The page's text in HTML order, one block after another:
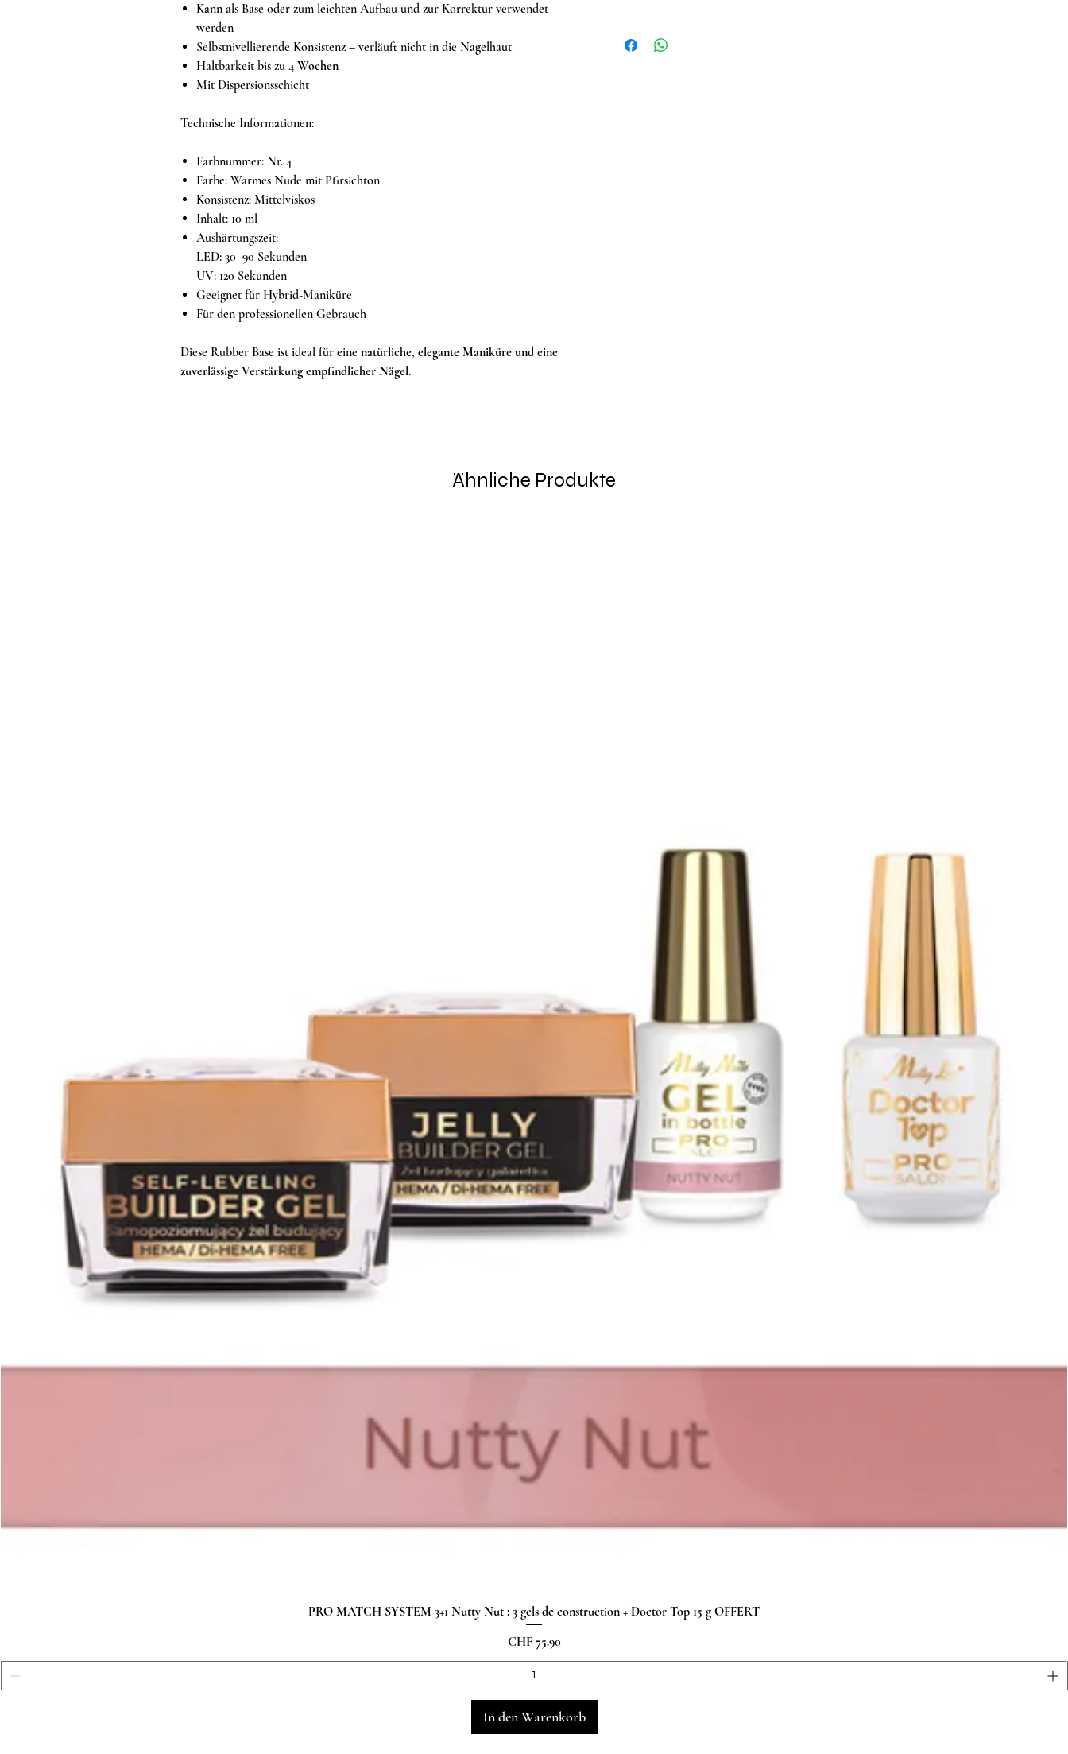
Kann als Base oder zum leichten Aufbau und zur Korrektur verwendet
werden
Selbstnivellierende Konsistenz – verläuft nicht in die Nagelhaut
Haltbarkeit bis zu 4 Wochen
Mit Dispersionsschicht
Technische Informationen:
Farbnummer: Nr. 4
Farbe: Warmes Nude mit Pfirsichton
Konsistenz: Mittelviskos
Inhalt: 10 ml
Aushärtungszeit:
LED: 30–90 Sekunden
UV: 120 Sekunden
Geeignet für Hybrid-Maniküre
Für den professionellen Gebrauch
Diese Rubber Base ist ideal für eine natürliche, elegante Maniküre und eine
zuverlässige Verstärkung empfindlicher Nägel.
Ähnliche Produkte
Schnellansicht
PRO MATCH SYSTEM 3+1 Nutty Nut : 3 gels de construction + Doctor Top 15 g OFFERT
Preis
CHF 75.90
In den Warenkorb